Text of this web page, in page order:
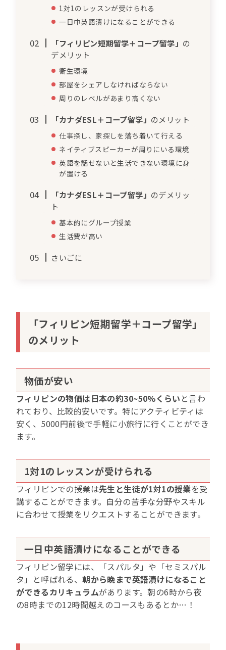
1対1のレッスンが受けられる
一日中英語漬けになることができる
「フィリピン短期留学＋コープ留学」 の
デメリット
衛生環境
部屋をシェアしなければならない
周りのレベルがあまり高くない
「カナダESL＋コープ留学」 のメリット
仕事探し、家探しを落ち着いて行える
ネイティブスピーカーが周りにいる環境
英語を話せないと生活できない環境に身
が置ける
「カナダESL＋コープ留学」 のデメリッ
ト
基本的にグループ授業
生活費が高い
さいごに
「フィリピン短期留学＋コープ留学」
のメリット
物価が安い
フィリピンの物価は日本の約30~50%くらい と言わ
れており、比較的安いです。特にアクティビティは
安く、5000円前後で手軽に小旅行に行くことができ
ます。
1対1のレッスンが受けられる
フィリピンでの授業は先生と生徒が1対1の授業を受
講することができます。自分の苦手な分野やスキル
に合わせて授業をリクエストすることができます。
一日中英語漬けになることができる
フィリピン留学には、「スパルタ」や「セミスパル
タ」と呼ばれる、朝から晩まで英語漬けになること
ができるカリキュラムがあります。朝の6時から夜
の8時までの12時間越えのコースもあるとか…！